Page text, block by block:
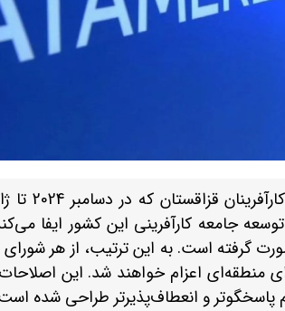
جامعه کارآفرینی این کشور ایفا
گرفته است. به این ترتیب، از هر
منطقه‌ای اعزام خواهند شد. این اصلاحات
و انعطاف‌پذیرتر طراحی شده